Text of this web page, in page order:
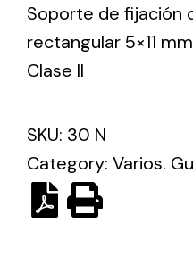
Ventilación
Soporte de fijación
rectangular 5×11
Clase II
SKU: 30 N
Category: Varios.